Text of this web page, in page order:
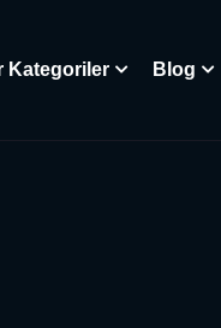
Kategoriler Blog